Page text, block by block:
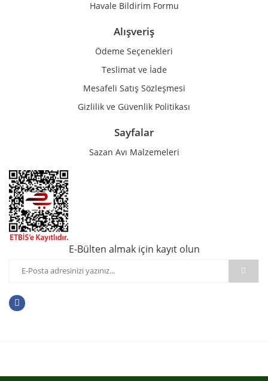
Havale Bildirim Formu
Alışveriş
Ödeme Seçenekleri
Teslimat ve İade
Mesafeli Satış Sözleşmesi
Gizlilik ve Güvenlik Politikası
Sayfalar
Sazan Avı Malzemeleri
E-Bülten almak için kayıt olun